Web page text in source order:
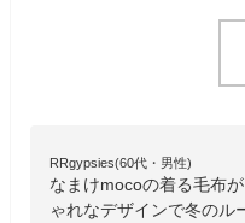
RRgypsies(60代・男性)
なまけmocoの着る毛布
ゃれなデザインで冬のル